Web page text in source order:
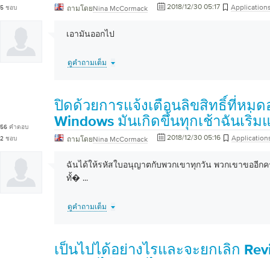
5 ชอบ ถามโดยNina McCormack 2018/12/30 05:17
เอามันออกไป
ดูคำถามเต็ม
56 คำตอบ
2 ชอบ
ปิดด้วยการแจ้งเตือนลิขสิทธิ์ที่หมด
Windows มันเกิดขึ้นทุกเช้าฉันเริ่ม
ถามโดยNina McCormack 2018/12/30 05:16
ฉันได้ให้รหัสใบอนุญาตกับพวกเขาทุกวัน พวกเขาขออีกค
ทั้� ...
ดูคำถามเต็ม
เป็นไปได้อย่างไรและจะยกเลิก